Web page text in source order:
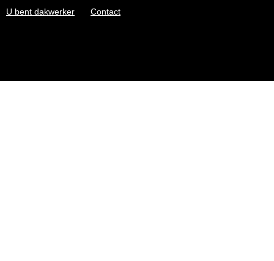
U bent dakwerker
Contact